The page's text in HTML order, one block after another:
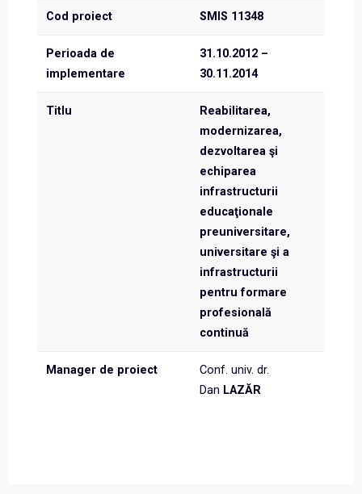
Cod proiect SMIS 11348
Perioada de
implementare
31.10.2012 –
30.11.2014
Titlu
Reabilitarea,
modernizarea,
dezvoltarea şi
echiparea
infrastructurii
educaţionale
preuniversitare,
universitare şi a
infrastructurii
pentru formare
profesională
continuă
Manager de proiect
Conf. univ. dr.
Dan LAZĂR